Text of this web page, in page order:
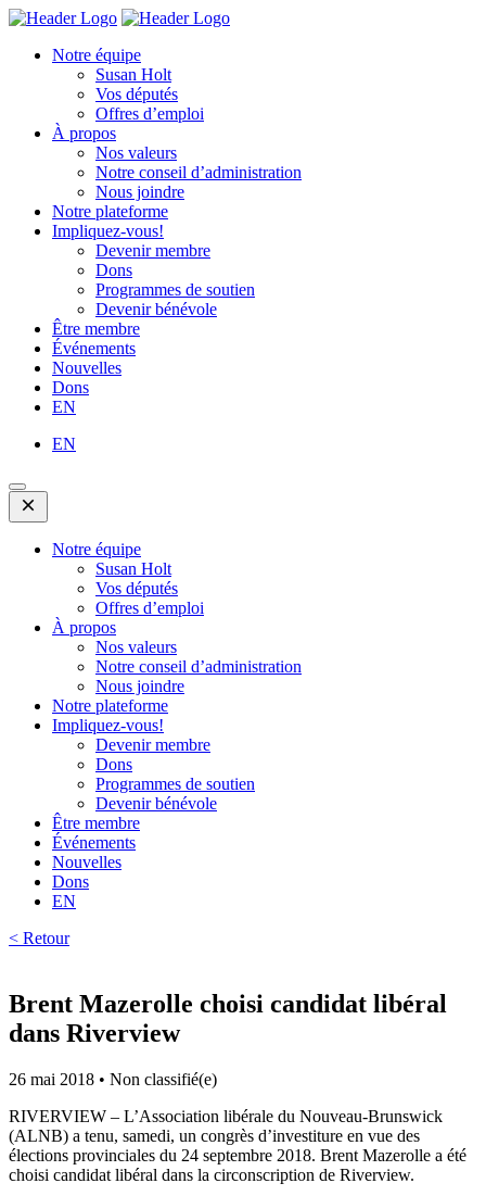
Skip
content
Homepage
Homepage
Notre équipe
Susan Holt
Vos députés
Offres d’emploi
À propos
Nos valeurs
Notre conseil d’administration
Nous joindre
Notre plateforme
Impliquez-vous!
Devenir membre
Dons
Programmes de soutien
Devenir bénévole
Être membre
Événements
Nouvelles
Dons
EN
EN
Open
Mobile
Menu
Notre équipe
Susan Holt
Vos députés
Offres d’emploi
À propos
Nos valeurs
Notre conseil d’administration
Nous joindre
Notre plateforme
Impliquez-vous!
Devenir membre
Dons
Programmes de soutien
Devenir bénévole
Être membre
Événements
Nouvelles
Dons
EN
< Retour
Brent Mazerolle choisi candidat libéral
dans Riverview
26 mai 2018 • Non classifié(e)
RIVERVIEW – L’Association libérale du Nouveau-Brunswick
(ALNB) a tenu, samedi, un congrès d’investiture en vue des
élections provinciales du 24 septembre 2018. Brent Mazerolle a été
choisi candidat libéral dans la circonscription de Riverview.